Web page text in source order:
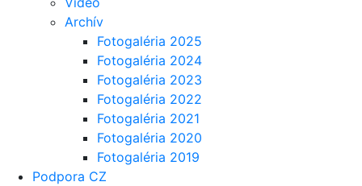
Archív
Fotogaléria 2025
Fotogaléria 2024
Fotogaléria 2023
Fotogaléria 2022
Fotogaléria 2021
Fotogaléria 2020
Fotogaléria 2019
Podpora CZ